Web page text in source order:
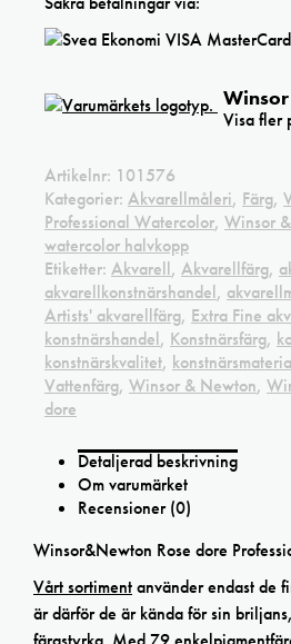
Visa fler
Artikelnr: 101576
Kategorier: Akvarellmåleri, Färg,
Professional Watercolor, Winsor
watercolor halvkopp
Etiketter: Akvarell, Akvarellfärg,
akvarellkonstnärshandel,
Artists' akvarellfärg, Extra Fine
konstnärshandel, Konstnärsfärg,
konstnärskvalitet,
Vattenfärg, Winsor & Newton,
dore
Detaljerad beskrivning
Om varumärket
Recensioner (0)
Winsor&Newton Rose dore
Vårt sortimentanvänder endast de
är därför de är kända för sin